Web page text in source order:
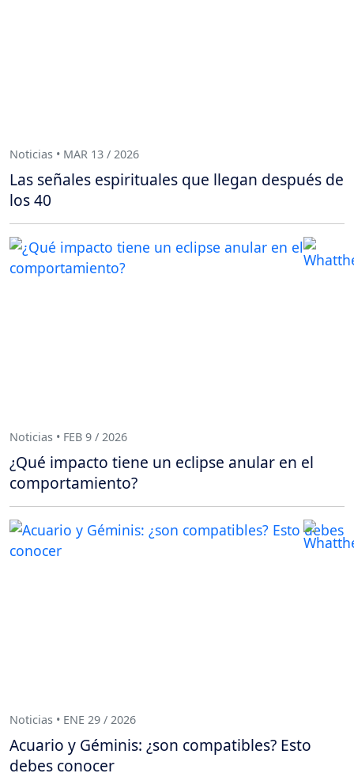
Noticias • MAR 13 / 2026
Las señales espirituales que llegan después de
los 40
Noticias • FEB 9 / 2026
¿Qué impacto tiene un eclipse anular en el
comportamiento?
Noticias • ENE 29 / 2026
Acuario y Géminis: ¿son compatibles? Esto
debes conocer